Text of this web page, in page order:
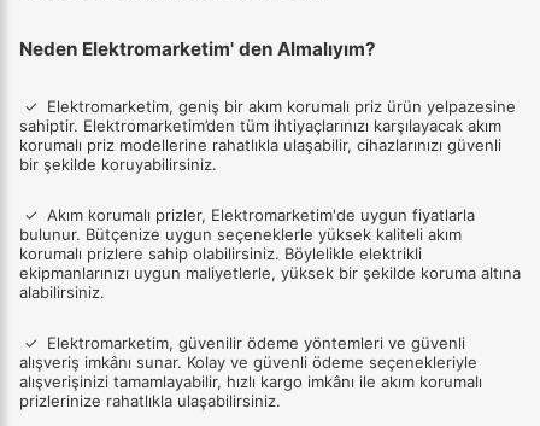
Neden Elektromarketim' den Almalıyım?
✓ Elektromarketim, geniş bir akım korumalı priz ürün yelpazesine
sahiptir. Elektromarketim’den tüm ihtiyaçlarınızı karşılayacak akım
korumalı priz modellerine rahatlıkla ulaşabilir, cihazlarınızı güvenli
bir şekilde koruyabilirsiniz.
✓ Akım korumalı prizler, Elektromarketim'de uygun fiyatlarla
bulunur. Bütçenize uygun seçeneklerle yüksek kaliteli akım
korumalı prizlere sahip olabilirsiniz. Böylelikle elektrikli
ekipmanlarınızı uygun maliyetlerle, yüksek bir şekilde koruma altına
alabilirsiniz.
✓ Elektromarketim, güvenilir ödeme yöntemleri ve güvenli
alışveriş imkânı sunar. Kolay ve güvenli ödeme seçenekleriyle
alışverişinizi tamamlayabilir, hızlı kargo imkânı ile akım korumalı
prizlerinize rahatlıkla ulaşabilirsiniz.